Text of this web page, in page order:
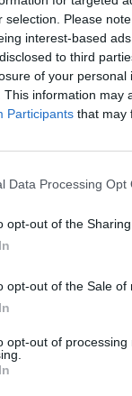
selection. Please
interest-based
to third
of your personal
This information may
Participants that may
Data Processing Opt
opt-out of the
opt-out of the Sale of
opt-out of
Ο
το έργο που
των
η
δήμο της
Olímpic Lluís
του
να αρχίσουν
θα
έδρας αγώνες
θα
οι εργασίες.